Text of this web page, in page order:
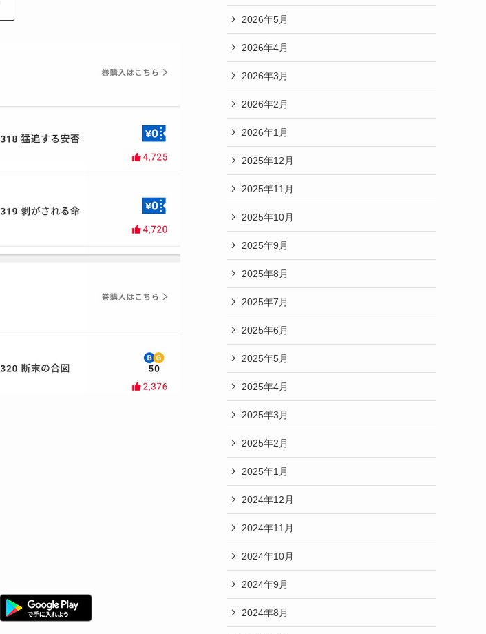
2026年5月
2026年4月
2026年3月
2026年2月
2026年1月
2025年12月
2025年11月
2025年10月
2025年9月
2025年8月
2025年7月
2025年6月
2025年5月
2025年4月
2025年3月
2025年2月
2025年1月
2024年12月
2024年11月
2024年10月
2024年9月
2024年8月